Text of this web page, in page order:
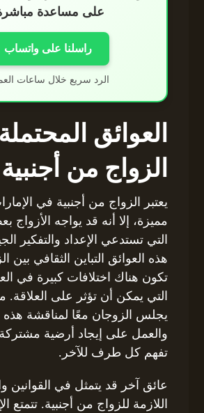
على مساعدة
راسلنا على واتساب
الرد سريع خلال ساعات
العوائق
الزواج من أجنبية
يعتبر الزواج من أجنبية في
مميزة، إلا أنه قد يواجه الأزواج
التي تستدعي الإعداد والتفكير
هذه العوائق التباين الثقافي بين
تكون هناك اختلافات كبيرة في
التي يمكن أن تؤثر على العلاقة.
يجلس الزوجان معًا لمناقشة هذه
والعمل على إيجاد أرضية
تفهم كل طرف للآخر.
عائق آخر قد يتمثل في القوانين
اللازمة للزواج من أجنبية. تتمتع